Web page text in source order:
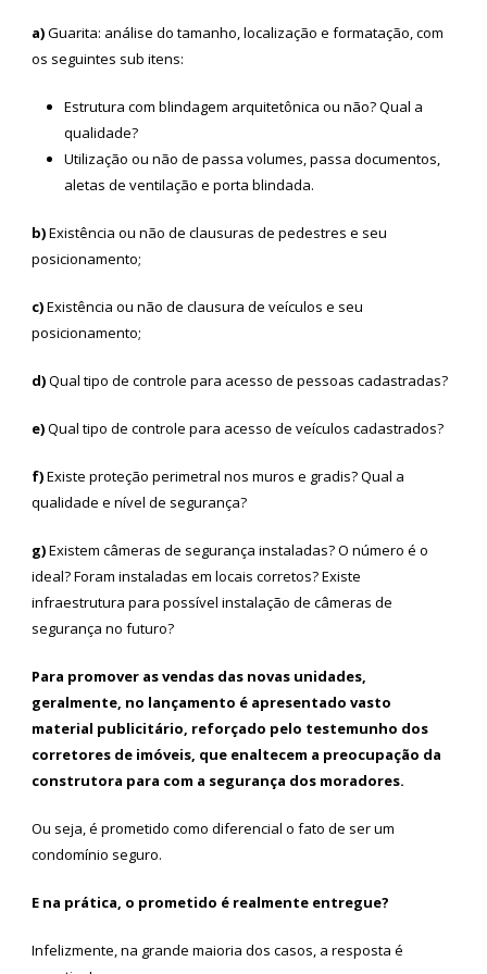
a)Guarita: análise do tamanho, localização e formatação, com
os seguintes sub itens:
Estrutura com blindagem arquitetônica ou não? Qual a
qualidade?
Utilização ou não de passa volumes, passa documentos,
aletas de ventilação e porta blindada.
b)Existência ou não de clausuras de pedestres e seu
posicionamento;
c)Existência ou não de clausura de veículos e seu
posicionamento;
d)Qual tipo de controle para acesso de pessoas cadastradas?
e)Qual tipo de controle para acesso de veículos cadastrados?
f)Existe proteção perimetral nos muros e gradis? Qual a
qualidade e nível de segurança?
g)Existem câmeras de segurança instaladas? O número é o
ideal? Foram instaladas em locais corretos? Existe
infraestrutura para possível instalação de câmeras de
segurança no futuro?
Para promover as vendas das novas unidades,
geralmente, no lançamento é apresentado vasto
material publicitário, reforçado pelo testemunho dos
corretores de imóveis, que enaltecem a preocupação da
construtora para com a segurança dos moradores.
Ou seja, é prometido como diferencial o fato de ser um
condomínio seguro.
E na prática, o prometido é realmente entregue?
Infelizmente, na grande maioria dos casos, a resposta é